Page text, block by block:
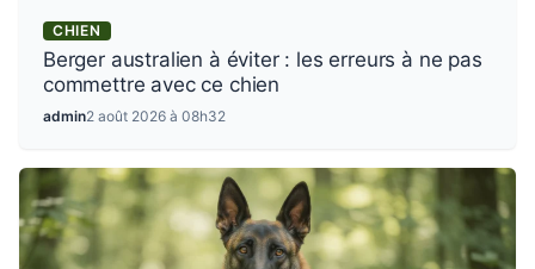
CHIEN
Berger australien à éviter : les erreurs à ne pas
commettre avec ce chien
admin2 août 2026 à 08h32